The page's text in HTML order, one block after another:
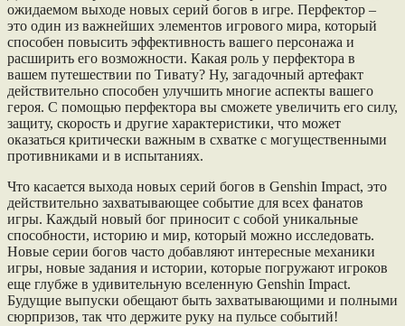
ожидаемом выходе новых серий богов в игре. Перфектор –
это один из важнейших элементов игрового мира, который
способен повысить эффективность вашего персонажа и
расширить его возможности. Какая роль у перфектора в
вашем путешествии по Тивату? Ну, загадочный артефакт
действительно способен улучшить многие аспекты вашего
героя. С помощью перфектора вы сможете увеличить его силу,
защиту, скорость и другие характеристики, что может
оказаться критически важным в схватке с могущественными
противниками и в испытаниях.
Что касается выхода новых серий богов в Genshin Impact, это
действительно захватывающее событие для всех фанатов
игры. Каждый новый бог приносит с собой уникальные
способности, историю и мир, который можно исследовать.
Новые серии богов часто добавляют интересные механики
игры, новые задания и истории, которые погружают игроков
еще глубже в удивительную вселенную Genshin Impact.
Будущие выпуски обещают быть захватывающими и полными
сюрпризов, так что держите руку на пульсе событий!